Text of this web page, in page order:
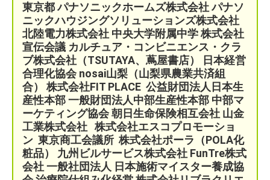
東京都 パナソニックホームズ株式会社 パナソ
ニックハウジングソリューションズ株式会社
北陸電力株式会社 中央大学附属中学 株式会社
宣伝会議 カルチュア・コンビニエンス・クラ
ブ株式会社（TSUTAYA、蔦屋書店）
日本経営
合理化協会nosai山梨（山梨県農業共済組
合）株式会社FIT PLACE 公益財団法人日本生
産性本部一般財団法人中部生産性本部 中部マ
ーケティング協会朝日生命保険相互会社 山金
工業株式会社株式会社エスコプロモーショ
ン 東京商工会議所 株式会社ポーラ（POLA化
粧品）
九州ビルサービス株式会社 FunTre株式
会社一般社団法人 日本施術マイスター養成協